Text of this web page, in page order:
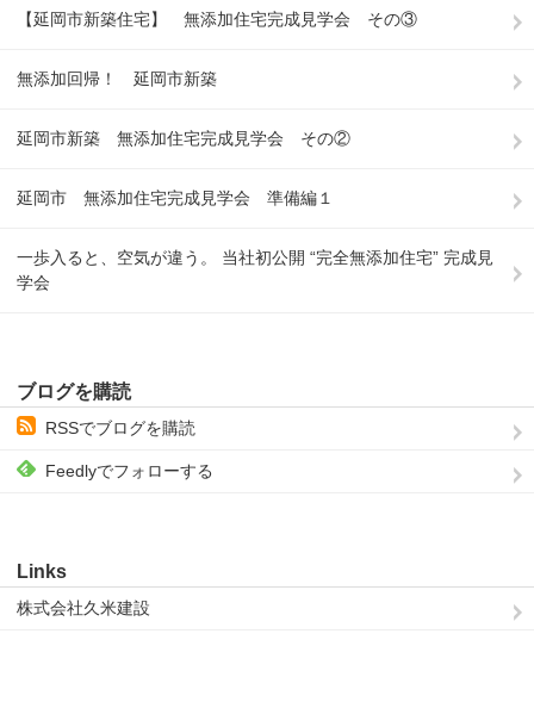
【延岡市新築住宅】 無添加住宅完成見学会 その③
無添加回帰！ 延岡市新築
延岡市新築 無添加住宅完成見学会 その②
延岡市 無添加住宅完成見学会 準備編１
一歩入ると、空気が違う。 当社初公開 “完全無添加住宅” 完成見
学会
ブログを購読
RSSでブログを購読
Feedlyでフォローする
Links
株式会社久米建設